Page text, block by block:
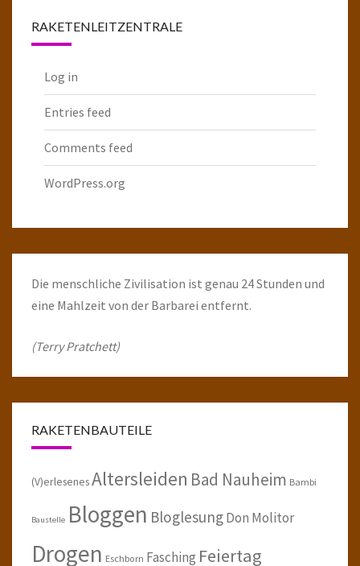
RAKETENLEITZENTRALE
Log in
Entries feed
Comments feed
WordPress.org
Die menschliche Zivilisation ist genau 24 Stunden und
eine Mahlzeit von der Barbarei entfernt.
(Terry Pratchett)
RAKETENBAUTEILE
(V)erlesenesAltersleiden Bad Nauheim Bambi
Baustelle Bloggen BloglesungDon Molitor
Drogen Eschborn Fasching Feiertag